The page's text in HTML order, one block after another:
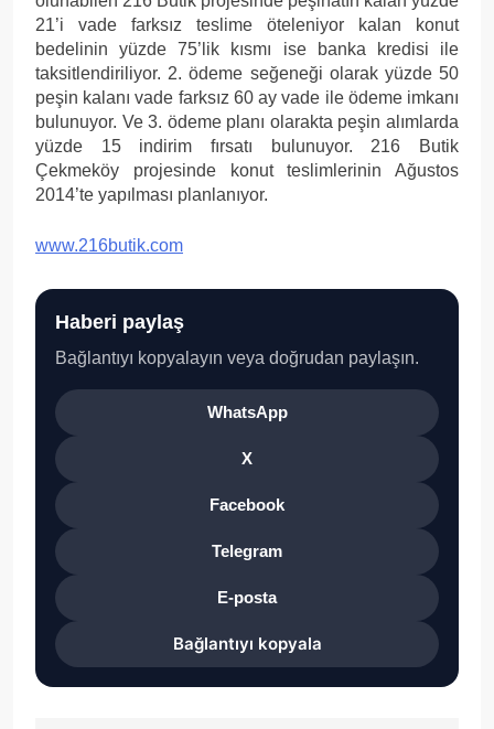
21’i vade farksız teslime öteleniyor kalan konut
bedelinin yüzde 75’lik kısmı ise banka kredisi ile
taksitlendiriliyor. 2. ödeme seğeneği olarak yüzde 50
peşin kalanı vade farksız 60 ay vade ile ödeme imkanı
bulunuyor. Ve 3. ödeme planı olarakta peşin alımlarda
yüzde 15 indirim fırsatı bulunuyor. 216 Butik
Çekmeköy projesinde konut teslimlerinin Ağustos
2014’te yapılması planlanıyor.
www.216butik.com
Haberi paylaş
Bağlantıyı kopyalayın veya doğrudan paylaşın.
WhatsApp
X
Facebook
Telegram
E-posta
Bağlantıyı kopyala